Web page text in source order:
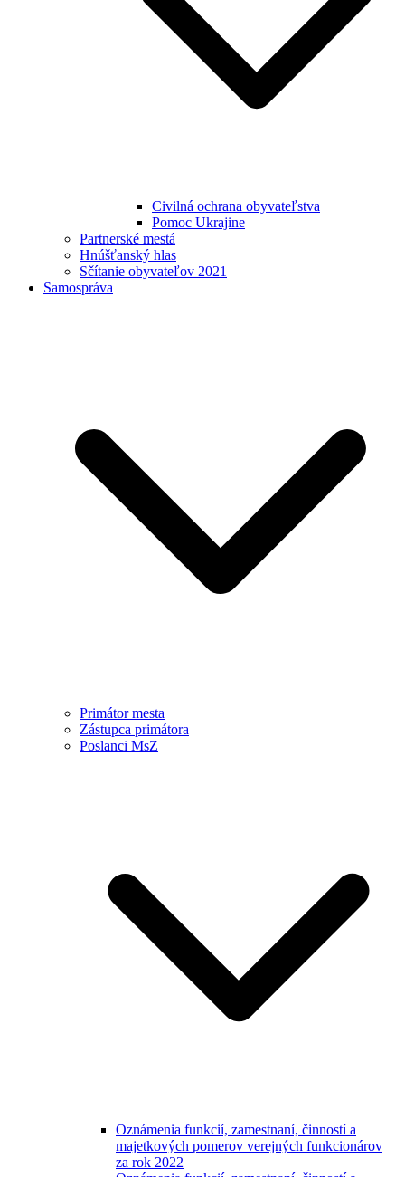
Civilná ochrana obyvateľstva
Pomoc Ukrajine
Partnerské mestá
Hnúšťanský hlas
Sčítanie obyvateľov 2021
Samospráva
Primátor mesta
Zástupca primátora
Poslanci MsZ
Oznámenia funkcií, zamestnaní, činností a
majetkových pomerov verejných funkcionárov
za rok 2022